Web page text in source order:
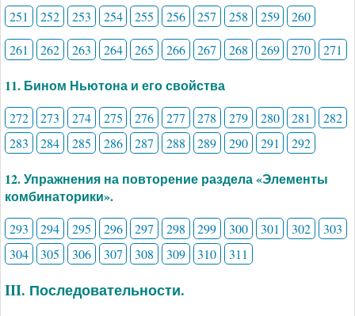
251 252 253 254 255 256 257 258 259
260
261
262 263 264 265 266 267 268 269 270 271
11. Бином Ньютона и его свойства
272 273 274 275 276 277 278 279 280 281
282
283
284 285 286 287 288 289 290 291 292
12. Упражнения на повторение раздела «Элементы
комбинаторики».
293 294 295 296 297 298 299 300 301 302
303
304
305 306 307 308 309 310 311
III. Последовательности.